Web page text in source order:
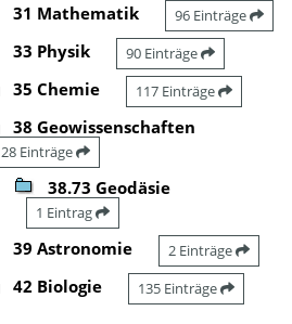
31 Mathematik 96 Einträge
33 Physik 90 Einträge
35 Chemie 117 Einträge
38 Geowissenschaften
28 Einträge
38.73 Geodäsie
1 Eintrag
39 Astronomie 2 Einträge
42 Biologie 135 Einträge